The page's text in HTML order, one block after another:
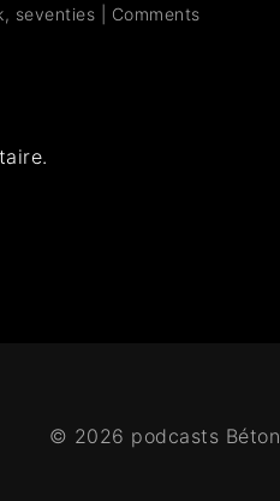
, seventies Comments
© 2026 podcasts Béton